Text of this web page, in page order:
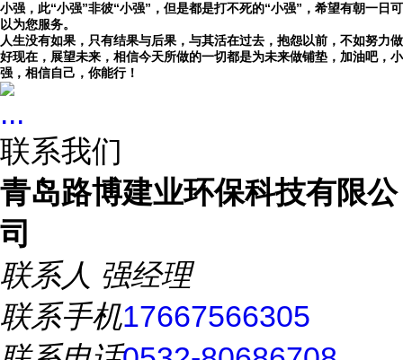
小强，此“小强”非彼“小强”，但是都是打不死的“小强”，希望有朝一日可
以为您服务。
人生没有如果，只有结果与后果，与其活在过去，抱怨以前，不如努力做
好现在，展望未来，相信今天所做的一切都是为未来做铺垫，加油吧，小
强，相信自己，你能行！
...
联系我们
青岛路博建业环保科技有限公
司
联系人 强经理
联系手机17667566305